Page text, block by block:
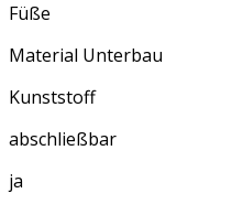
Füße
Material Unterbau
Kunststoff
abschließbar
ja